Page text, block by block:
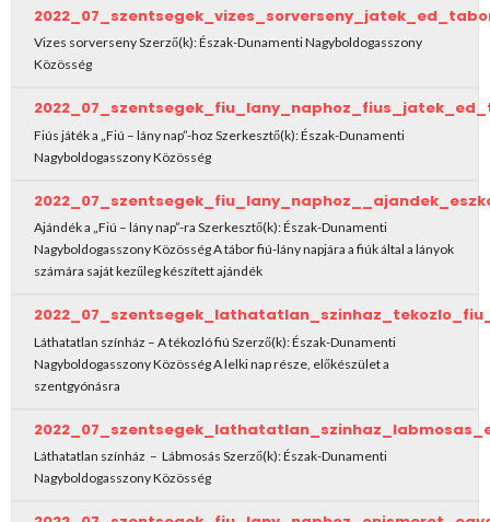
Vizes sorverseny Szerző(k): Észak-Dunamenti Nagyboldogasszony
Közösség
Fiús játék a „Fiú – lány nap”-hoz Szerkesztő(k): Észak-Dunamenti
Nagyboldogasszony Közösség
Ajándék a „Fiú – lány nap”-ra Szerkesztő(k): Észak-Dunamenti
Nagyboldogasszony Közösség A tábor fiú-lány napjára a fiúk által a lányok
számára saját kezűleg készített ajándék
Láthatatlan színház – A tékozló fiú Szerző(k): Észak-Dunamenti
Nagyboldogasszony Közösség A lelki nap része, előkészület a
szentgyónásra
Láthatatlan színház – Lábmosás Szerző(k): Észak-Dunamenti
Nagyboldogasszony Közösség